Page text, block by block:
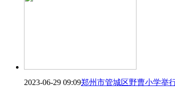
2023-06-29 09:09郑州市管城区野曹小学举